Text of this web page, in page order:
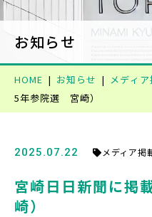
学部学科・大学院
就職・資格
対
お知らせ
HOME お知らせ メディ
5年参院選 宮崎）
2025.07.22 メディア掲
宮崎日日新聞に
崎）